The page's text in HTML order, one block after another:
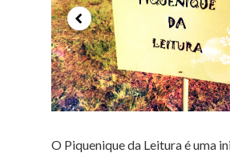
O Piquenique da Leitura é uma